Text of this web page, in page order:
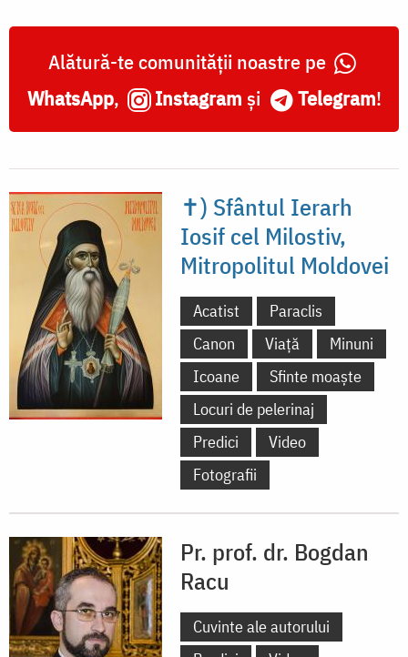
Alătură-te comunității noastre pe
WhatsApp, Instagram și Telegram!
✝) Sfântul Ierarh
Iosif cel Milostiv,
Mitropolitul Moldovei
Acatist
Paraclis
Canon
Viață
Minuni
Icoane
Sfinte moaște
Locuri de pelerinaj
Predici
Video
Fotografii
Pr. prof. dr. Bogdan
Racu
Cuvinte ale autorului